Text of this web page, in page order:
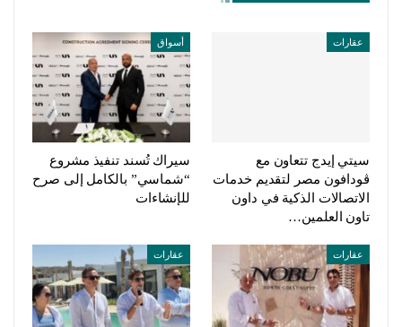
عقارات
سيتي إيدج تتعاون مع
ڤودافون مصر لتقديم خدمات
الاتصالات الذكية في داون
تاون العلمين…
أسواق
سيراك تُسند تنفيذ مشروع
“شماسي” بالكامل إلى صرح
للإنشاءات
عقارات عقارات